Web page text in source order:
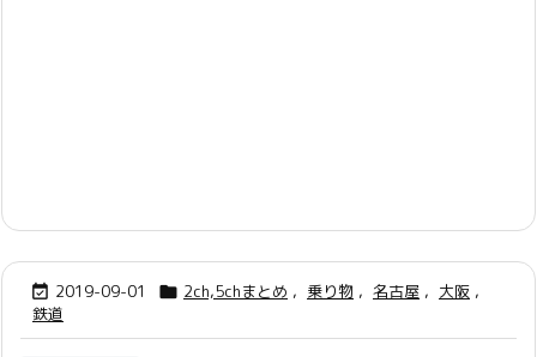
 2019-09-01  2ch,5chまとめ , 乗り物 , 名古屋 , 大阪 ,
鉄道